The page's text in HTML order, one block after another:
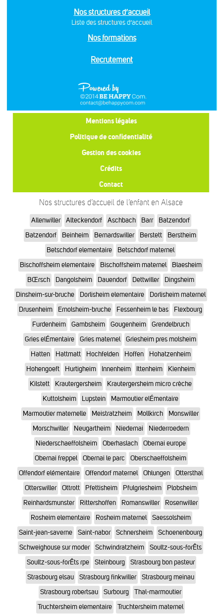
Nos structures d’accueil
Liste des structures d’accueil
Nos formations
Recrutement
Mentions légales
Politique de confidentialité
Gestion des cookies
Crédits
Contact
Nos structures d’accueil de l’enfant en Alsace
Allenwiller Alteckendorf Aschbach Barr
Batzendorf
Batzendorf
Beinheim Bernardswiller Berstett
Berstheim
Betschdorf elementaire
Betschdorf maternel
Bischoffsheim elementaire
Bischoffsheim maternel
Blaesheim
BŒrsch
Dangolsheim Dauendorf Dettwiller
Dingsheim
Dinsheim-sur-bruche
Dorlisheim elementaire
Dorlisheim maternel
Drusenheim
Ernolsheim-bruche Fessenheim le bas
Flexbourg
Furdenheim
Gambsheim Gougenheim
Grendelbruch
Gries elÉmentaire
Gries maternel
Griesheim pres molsheim
Hatten
Hattmatt Hochfelden Hoffen
Hohatzenheim
Hohengoeft
Hurtigheim Innenheim Ittenheim
Kienheim
Kilstett
Krautergersheim
Krautergersheim micro crèche
Kuttolsheim
Lupstein
Marmoutier elÉmentaire
Marmoutier maternelle
Meistratzheim Mollkirch
Monswiller
Morschwiller
Neugartheim Niedernai
Niederroedern
Niederschaeffolsheim
Oberhaslach
Obernai europe
Obernai freppel
Obernai le parc
Oberschaeffolsheim
Offendorf elémentaire
Offendorf maternel Ohlungen
Ottersthal
Otterswiller
Ottrott Pfettisheim Pfulgriesheim
Plobsheim
Reinhardsmunster
Rittershoffen Romanswiller
Rosenwiller
Rosheim elementaire
Rosheim maternel
Saessolsheim
Saint-jean-saverne
Saint-nabor Schnersheim
Schoenenbourg
Schweighouse sur moder
Schwindratzheim
Soultz-sous-forÊts
Soultz-sous-forÊts rpe
Steinbourg
Strasbourg bon pasteur
Strasbourg elsau
Strasbourg finkwiller
Strasbourg meinau
Strasbourg robertsau
Surbourg
Thal-marmoutier
Truchtersheim elementaire
Truchtersheim maternel